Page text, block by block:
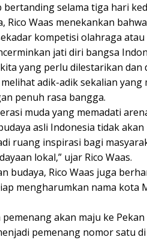
selama tiga hari
Rico Waas menekankan
kompetisi olahraga atau
jati diri bangsa
yang perlu dilestarikan dan
adik-adik sekalian
penuh rasa bangga.
muda yang memadati
asli Indonesia tidak
ruang inspirasi bagi
lokal,” ujar Rico Waas.
budaya, Rico Waas juga
mengharumkan nama kota
akan maju ke
pemenang nomor satu